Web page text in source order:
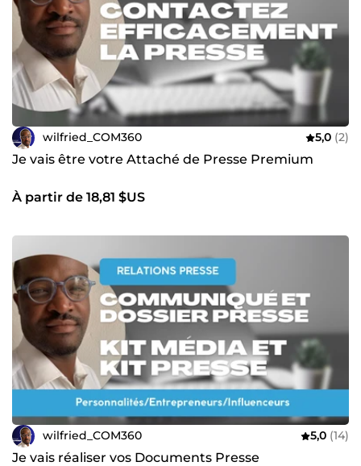
wilfried_COM360 5,0 (2)
Je vais être votre Attaché de Presse Premium
À partir de 18,81 $US
wilfried_COM360 5,0 (14)
Je vais réaliser vos Documents Presse